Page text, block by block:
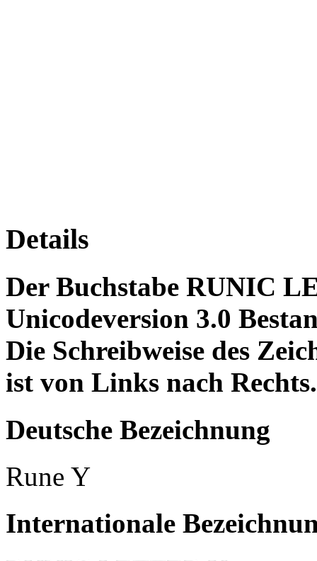
Details
Der Buchstabe RUNIC
Unicodeversion 3.0
Die Schreibweise des
ist von Links nach Rechts.
Deutsche Bezeichnung
Rune Y
Internationale